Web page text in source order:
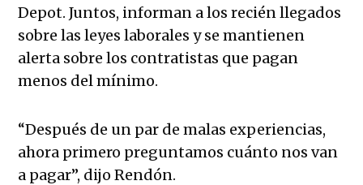
Depot. Juntos, informan a los recién llegados
sobre las leyes laborales y se mantienen
alerta sobre los contratistas que pagan
menos del mínimo.
“Después de un par de malas experiencias,
ahora primero preguntamos cuánto nos van
a pagar”, dijo Rendón.